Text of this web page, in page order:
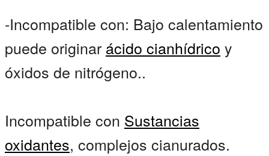
-Incompatible con: Bajo calentamiento
puede originar ácido cianhídrico y
óxidos de nitrógeno..
Incompatible con Sustancias
oxidantes, complejos cianurados.